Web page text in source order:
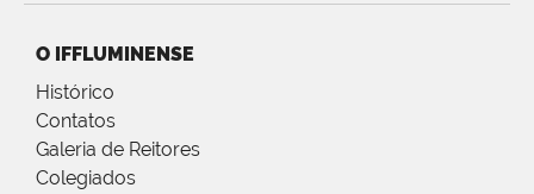
O IFFLUMINENSE
Histórico
Contatos
Galeria de Reitores
Colegiados